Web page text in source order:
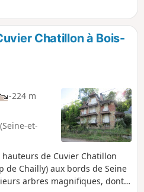
de rochers des sentiers
19 km et 400 m de dénivelé
Chatillon à Bois-
-224 m
et-
de Cuvier Chatillon
de Chailly) aux bords de Seine
arbres magnifiques, dont